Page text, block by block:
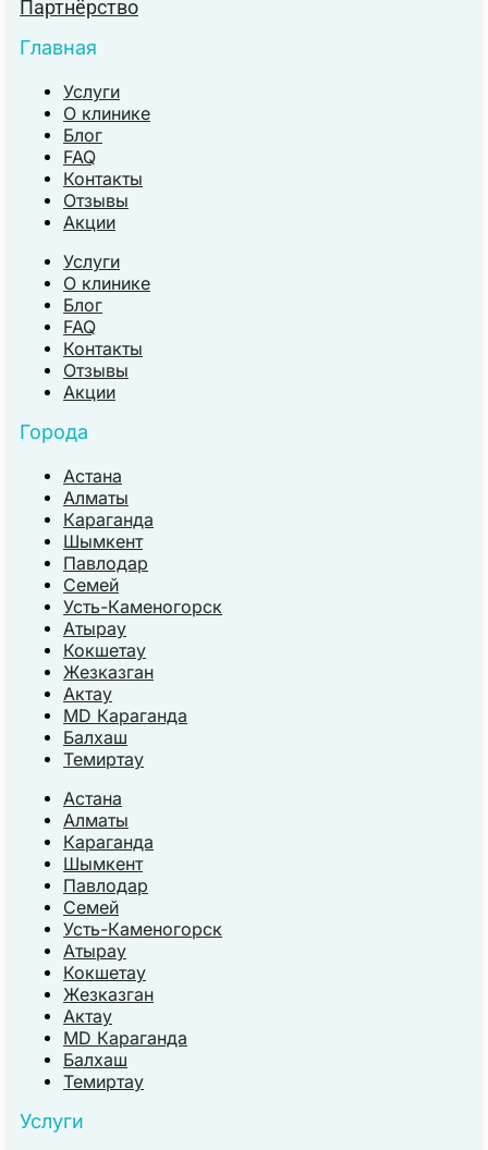
Партнёрство
Главная
Услуги
О клинике
Блог
FAQ
Контакты
Отзывы
Акции
Услуги
О клинике
Блог
FAQ
Контакты
Отзывы
Акции
Города
Астана
Алматы
Караганда
Шымкент
Павлодар
Семей
Усть-Каменогорск
Атырау
Кокшетау
Жезказган
Актау
MD Караганда
Балхаш
Темиртау
Астана
Алматы
Караганда
Шымкент
Павлодар
Семей
Усть-Каменогорск
Атырау
Кокшетау
Жезказган
Актау
MD Караганда
Балхаш
Темиртау
Услуги